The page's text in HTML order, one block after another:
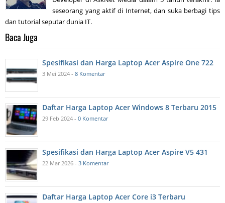
seseorang yang aktif di Internet, dan suka berbagi tips
dan tutorial seputar dunia IT.
Baca Juga
Spesifikasi dan Harga Laptop Acer Aspire One 722
3 Mei 2024 - 8 Komentar
Daftar Harga Laptop Acer Windows 8 Terbaru 2015
29 Feb 2024 - 0 Komentar
Spesifikasi dan Harga Laptop Acer Aspire V5 431
22 Mar 2026 - 3 Komentar
Daftar Harga Laptop Acer Core i3 Terbaru